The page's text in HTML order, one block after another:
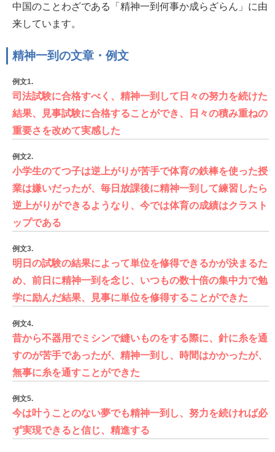
中国のことわざである「精神一到何事か成らざらん」に由
来しています。
精神一到の文章・例文
例文1.
司法試験に合格すべく、精神一到して日々の努力を続けた
結果、見事試験に合格することができ、日々の積み重ねの
重要さを改めて実感した
例文2.
小学生のてつ子は逆上がりが苦手で体育の鉄棒を使った授
業は嫌いだったが、毎日放課後に精神一到して練習したら
逆上がりができるようなり、今では体育の成績はクラスト
ップである
例文3.
明日の試験の結果によって単位を修得できるかが決まるた
め、前日に精神一到を念じ、いつもの数十倍の集中力で勉
学に励んだ結果、見事に単位を修得することができた
例文4.
昔から不器用でミシンで縫いものをする際に、針に糸を通
すのが苦手であったが、精神一到し、時間はかかったが、
無事に糸を通すことができた
例文5.
今は叶うことのない夢でも精神一到し、努力を続ければ必
ず実現できると信じ、精進する